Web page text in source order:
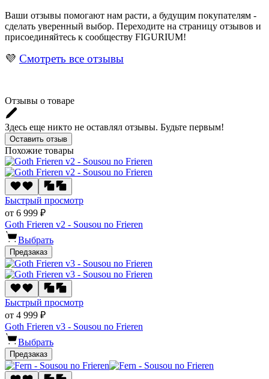
Ваши отзывы помогают нам расти, а будущим покупателям -
сделать уверенный выбор. Переходите на страницу отзывов и
присоединяйтесь к сообществу FIGURIUM!
💜 Смотреть все отзывы
Отзывы о товаре
Здесь еще никто не оставлял отзывы. Будьте первым!
Оставить отзыв
Похожие товары
Быстрый просмотр
от 6 999 ₽
Goth Frieren v2 - Sousou no Frieren
Выбрать
Предзаказ
Быстрый просмотр
от 4 999 ₽
Goth Frieren v3 - Sousou no Frieren
Выбрать
Предзаказ